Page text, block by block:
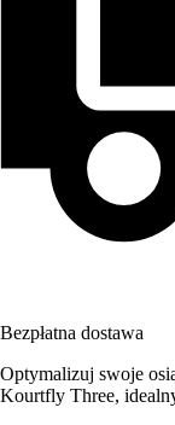
Bezpłatna dostawa
Optymalizuj swoje
Kourtfly Three,